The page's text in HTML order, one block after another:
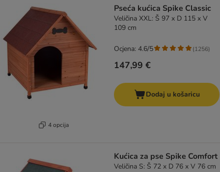
4 opcija
Pseća kućica Spike Classic
Veličina XXL: Š 97 x D 115 x V
109 cm
147,99 €
Ocjena: 4.6/5 (1256)
Dodaj u košaricu
Kućica za pse Spike Comfort
Veličina S: Š 72 x D 76 x V 76 cm